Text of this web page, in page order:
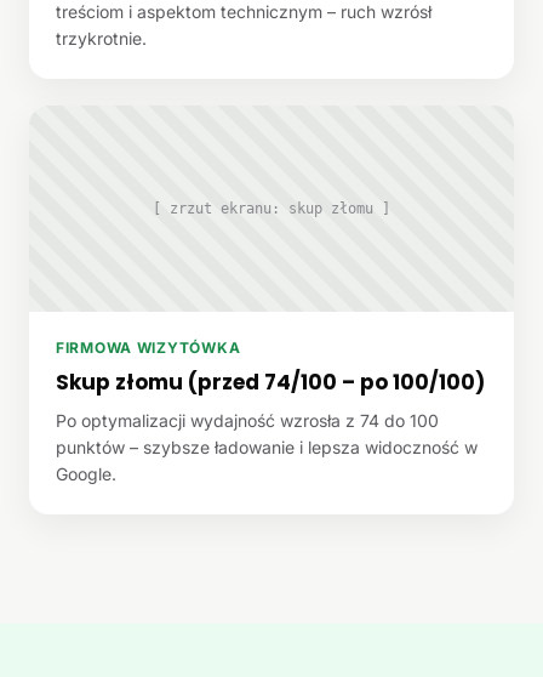
treściom i aspektom technicznym – ruch wzrósł
trzykrotnie.
[ zrzut ekranu: skup złomu ]
FIRMOWA WIZYTÓWKA
Skup złomu (przed 74/100 – po 100/100)
Po optymalizacji wydajność wzrosła z 74 do 100
punktów – szybsze ładowanie i lepsza widoczność w
Google.